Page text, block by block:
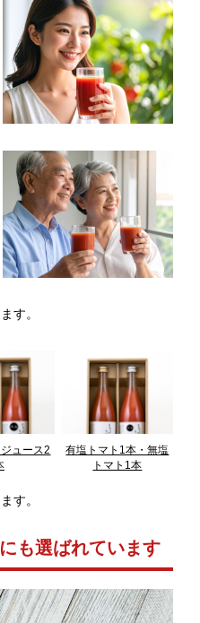
す。
ュース2
有塩トマト1本・無塩
トマト1本
す。
も選ばれています